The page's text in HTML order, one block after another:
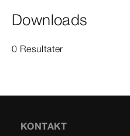
Downloads
0 Resultater
KONTAKT